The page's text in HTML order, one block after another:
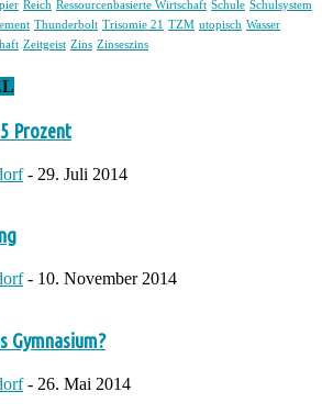
Reich Ressourcenbasierte Wirtschaft Schule Schulsystem
Thunderbolt Trisomie 21 TZM utopisch Wasser
Zeitgeist Zins Zinseszins
Prozent
- 29. Juli 2014
- 10. November 2014
Gymnasium?
- 26. Mai 2014